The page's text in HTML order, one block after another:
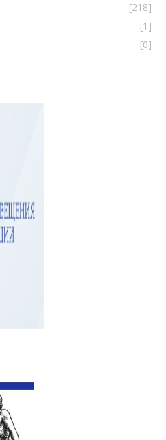
[218]
[1]
[0]